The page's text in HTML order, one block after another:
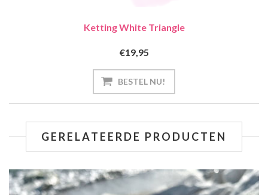
Ketting White Triangle
€19,95
GERELATEERDE PRODUCTEN